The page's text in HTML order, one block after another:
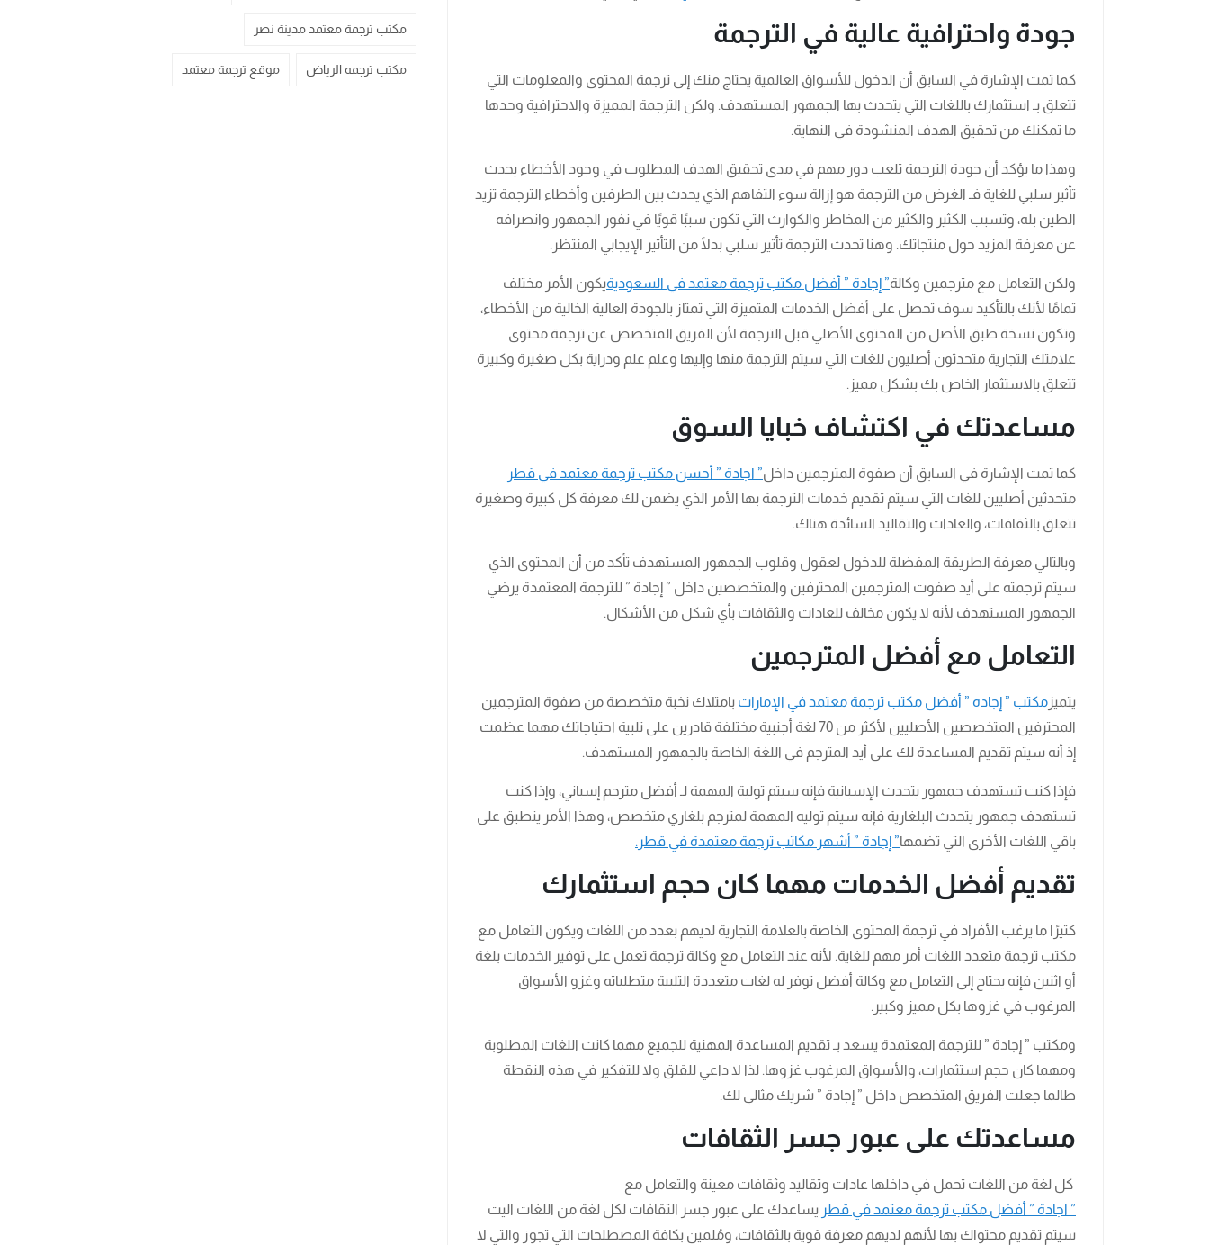
جودة واحترافية عالية في الترجمة
كما تمت الإشارة في السابق أن الدخول للأسواق العالمية يحتاج منك إلى ترجمة المحتوى والمعلومات التي
تتعلق بـ استثمارك باللغات التي يتحدث بها الجمهور المستهدف. ولكن الترجمة المميزة والاحترافية وحدها
ما تمكنك من تحقيق الهدف المنشودة في النهاية.
وهذا ما يؤكد أن جودة الترجمة تلعب دور مهم في مدى تحقيق الهدف المطلوب في وجود الأخطاء يحدث
تأثير سلبي للغاية فـ الغرض من الترجمة هو إزالة سوء التفاهم الذي يحدث بين الطرفين وأخطاء الترجمة تزيد
الطين بله، وتسبب الكثير والكثير من المخاطر والكوارث التي تكون سببًا قويًا في نفور الجمهور وانصرافه
عن معرفة المزيد حول منتجاتك. وهنا تحدث الترجمة تأثير سلبي بدلًا من التأثير الإيجابي المنتظر.
ولكن التعامل مع مترجمين وكالة” إجادة ” أفضل مكتب ترجمة معتمد في السعوديةيكون الأمر مختلف
تمامًا لأنك بالتأكيد سوف تحصل على أفضل الخدمات المتميزة التي تمتاز بالجودة العالية الخالية من الأخطاء،
وتكون نسخة طبق الأصل من المحتوى الأصلي قبل الترجمة لأن الفريق المتخصص عن ترجمة محتوى
علامتك التجارية متحدثون أصليون للغات التي سيتم الترجمة منها وإليها وعلم علم ودراية بكل صغيرة وكبيرة
تتعلق بالاستثمار الخاص بك بشكل مميز.
مساعدتك في اكتشاف خبايا السوق
كما تمت الإشارة في السابق أن صفوة المترجمين داخل” اجادة ” أحسن مكتب ترجمة معتمد في قطر
متحدثين أصليين للغات التي سيتم تقديم خدمات الترجمة بها الأمر الذي يضمن لك معرفة كل كبيرة وصغيرة
تتعلق بالثقافات، والعادات والتقاليد السائدة هناك.
وبالتالي معرفة الطريقة المفضلة للدخول لعقول وقلوب الجمهور المستهدف تأكد من أن المحتوى الذي
سيتم ترجمته على أيد صفوت المترجمين المحترفين والمتخصصين داخل ” إجادة ” للترجمة المعتمدة يرضي
الجمهور المستهدف لأنه لا يكون مخالف للعادات والثقافات بأي شكل من الأشكال.
التعامل مع أفضل المترجمين
يتميز مكتب ” إجاده ” أفضل مكتب ترجمة معتمد في الإمارات بامتلاك نخبة متخصصة من صفوة المترجمين
المحترفين المتخصصين الأصليين لأكثر من 70 لغة أجنبية مختلفة قادرين على تلبية احتياجاتك مهما عظمت
إذ أنه سيتم تقديم المساعدة لك على أيد المترجم في اللغة الخاصة بالجمهور المستهدف.
فإذا كنت تستهدف جمهور يتحدث الإسبانية فإنه سيتم تولية المهمة لـ أفضل مترجم إسباني، وإذا كنت
تستهدف جمهور يتحدث البلغارية فإنه سيتم توليه المهمة لمترجم بلغاري متخصص، وهذا الأمر ينطبق على
باقي اللغات الأخرى التي تضمها” إجادة ” أشهر مكاتب ترجمة معتمدة في قطر.
تقديم أفضل الخدمات مهما كان حجم استثمارك
كثيرًا ما يرغب الأفراد في ترجمة المحتوى الخاصة بالعلامة التجارية لديهم بعدد من اللغات ويكون التعامل مع
مكتب ترجمة متعدد اللغات أمر مهم للغاية. لأنه عند التعامل مع وكالة ترجمة تعمل على توفير الخدمات بلغة
أو اثنين فإنه يحتاج إلى التعامل مع وكالة أفضل توفر له لغات متعددة التلبية متطلباته وغزو الأسواق
المرغوب في غزوها بكل مميز وكبير.
ومكتب ” إجادة ” للترجمة المعتمدة يسعد بـ تقديم المساعدة المهنية للجميع مهما كانت اللغات المطلوبة
ومهما كان حجم استثمارات، والأسواق المرغوب غزوها. لذا لا داعي للقلق ولا للتفكير في هذه النقطة
طالما جعلت الفريق المتخصص داخل ” إجادة ” شريك مثالي لك.
مساعدتك على عبور جسر الثقافات
كل لغة من اللغات تحمل في داخلها عادات وتقاليد وثقافات معينة والتعامل مع
” اجادة ” أفضل مكتب ترجمة معتمد في قطر يساعدك على عبور جسر الثقافات لكل لغة من اللغات اليت
سيتم تقديم محتواك بها لأنهم لديهم معرفة قوية بالثقافات، ومُلمين بكافة المصطلحات التي تجوز والتي لا
مكتب ترجمة معتمد مدينة نصر
مكتب ترجمه الرياض موقع ترجمة معتمد